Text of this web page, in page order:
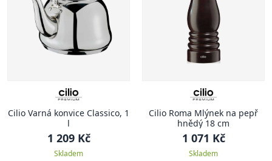
Cilio Varná konvice Classico, 1
l
1 209 Kč
Skladem
Cilio Roma Mlýnek na pepř
hnědý 18 cm
1 071 Kč
Skladem